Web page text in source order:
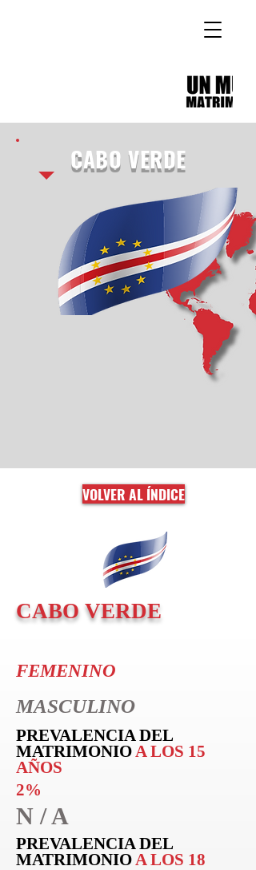
CABO VERDE
VOLVER AL ÍNDICE
CABO VERDE
FEMENINO
MASCULINO
PREVALENCIA DEL
MATRIMONIOA LOS 15
AÑOS
2%
N / A
PREVALENCIA DEL
MATRIMONIOA LOS 18